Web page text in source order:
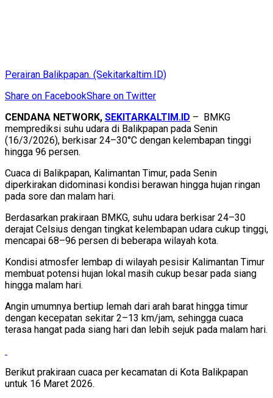
Perairan Balikpapan. (Sekitarkaltim.ID)
Share on FacebookShare on Twitter
CENDANA NETWORK, SEKITARKALTIM.ID – BMKG
memprediksi suhu udara di Balikpapan pada Senin
(16/3/2026), berkisar 24–30°C dengan kelembapan tinggi
hingga 96 persen.
Cuaca di Balikpapan, Kalimantan Timur, pada Senin
diperkirakan didominasi kondisi berawan hingga hujan ringan
pada sore dan malam hari.
Berdasarkan prakiraan BMKG, suhu udara berkisar 24–30
derajat Celsius dengan tingkat kelembapan udara cukup tinggi,
mencapai 68–96 persen di beberapa wilayah kota.
Kondisi atmosfer lembap di wilayah pesisir Kalimantan Timur
membuat potensi hujan lokal masih cukup besar pada siang
hingga malam hari.
Angin umumnya bertiup lemah dari arah barat hingga timur
dengan kecepatan sekitar 2–13 km/jam, sehingga cuaca
terasa hangat pada siang hari dan lebih sejuk pada malam hari.
Berikut prakiraan cuaca per kecamatan di Kota Balikpapan
untuk 16 Maret 2026.